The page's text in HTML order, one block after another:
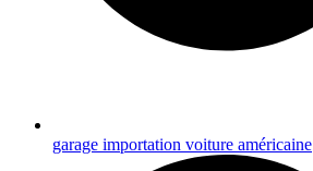
garage importation voiture américaine